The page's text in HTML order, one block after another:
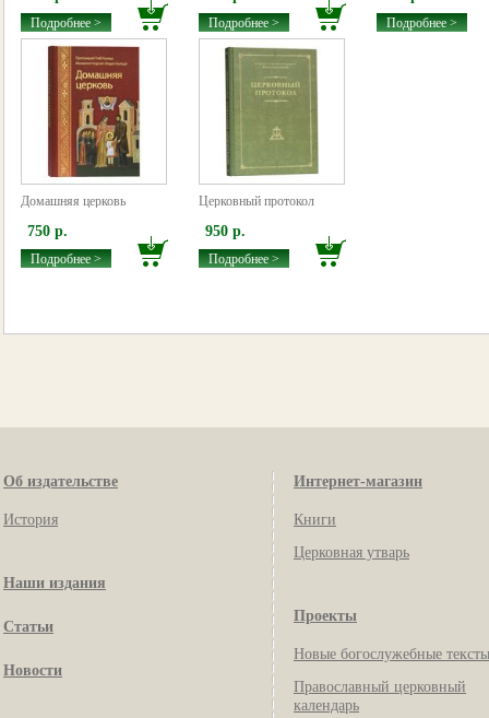
Подробнее > Подробнее > Подробнее >
Домашняя церковь
750 р.
Подробнее >
Церковный протокол
950 р.
Подробнее >
Об издательстве
История
Наши издания
Статьи
Новости
Интернет-магазин
Книги
Церковная утварь
Проекты
Новые богослужебные тексты
Православный церковный
календарь